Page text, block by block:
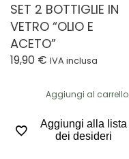
SET 2 BOTTIGLIE IN
VETRO “OLIO E
ACETO”
19,90 € IVA inclusa
Aggiungi al carrello
Aggiungi alla lista
dei desideri